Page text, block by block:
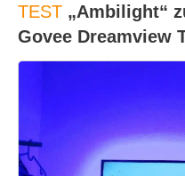
TEST „Ambilight“
Govee Dreamview